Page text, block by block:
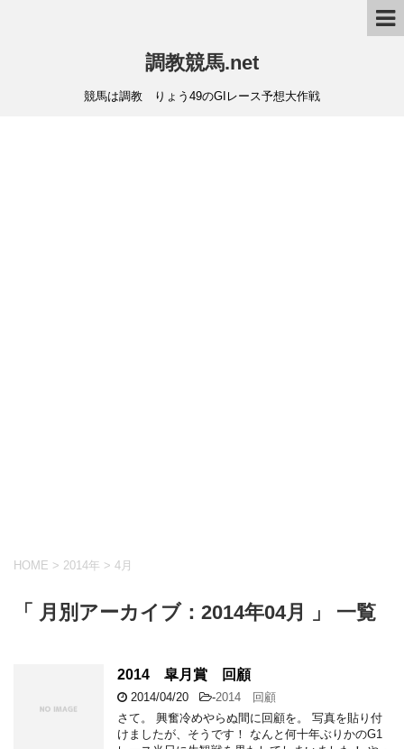
調教競馬.net
競馬は調教 りょう49のGIレース予想大作戦
HOME > 2014年 > 4月
「 月別アーカイブ：2014年04月 」 一覧
2014 皐月賞 回顧
2014/04/20 -2014 回顧
さて。 興奮冷めやらぬ間に回顧を。 写真を貼り付
けましたが、そうです！ なんと何十年ぶりかのG1